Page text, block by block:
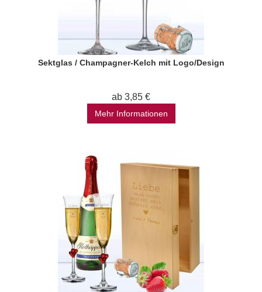
Sektglas / Champagner-Kelch mit Logo/Design
ab 3,85 €
Mehr Informationen